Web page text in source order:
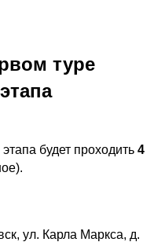
туре
будет проходить 4
ул. Карла Маркса, д.